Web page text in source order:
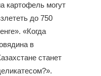
картофель могут
до 750
«Когда
в
станет